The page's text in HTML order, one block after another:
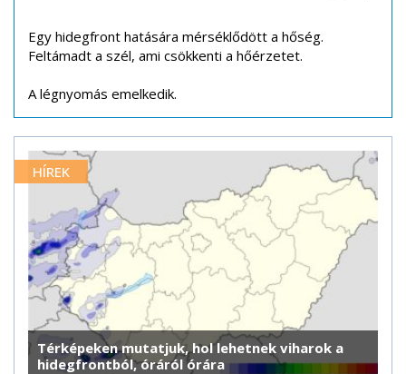
Egy hidegfront hatására mérséklődött a hőség.
Feltámadt a szél, ami csökkenti a hőérzetet.
A légnyomás emelkedik.
HÍREK
Térképeken mutatjuk, hol lehetnek viharok a
hidegfrontból, óráról órára